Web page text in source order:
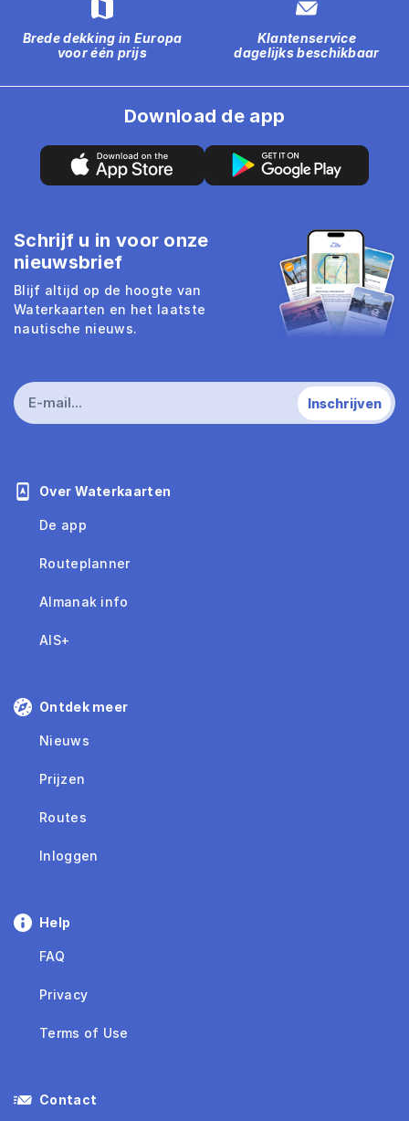
Brede dekking in Europa
voor één prijs
Klantenservice
dagelijks beschikbaar
Over Waterkaarten
De app
Routeplanner
Almanak info
AIS+
Ontdek meer
Nieuws
Prijzen
Routes
Inloggen
Help
FAQ
Privacy
Terms of Use
Contact
Download de app
Schrijf u in voor onze
nieuwsbrief
Blijf altijd op de hoogte van
Waterkaarten en het laatste
nautische nieuws.